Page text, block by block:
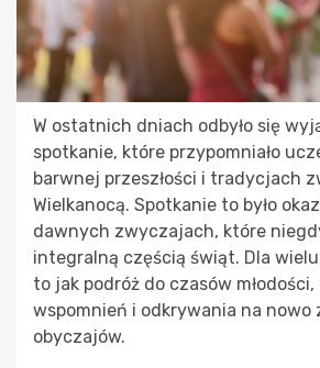
W ostatnich dniach odbyło się
spotkanie, które przypomniało
barwnej przeszłości i tradycjach
Wielkanocą. Spotkanie to było
dawnych zwyczajach, które
integralną częścią świąt. Dla
to jak podróż do czasów młodości,
wspomnień i odkrywania na nowo
obyczajów.